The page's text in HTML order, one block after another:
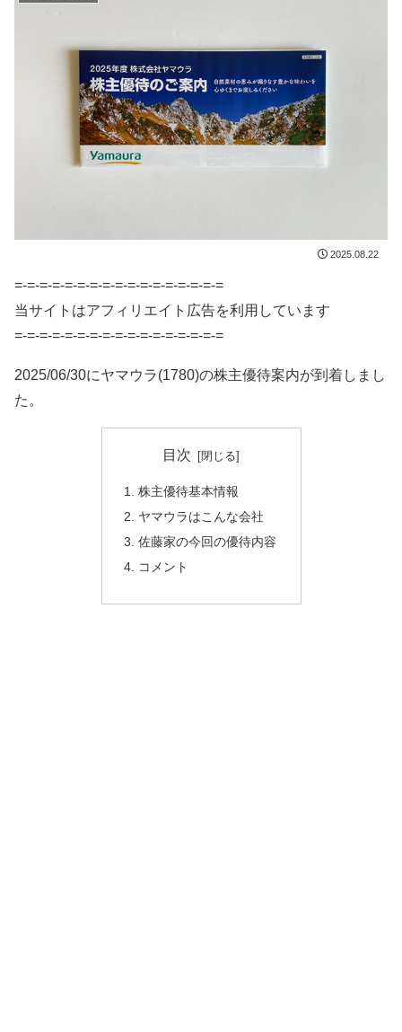
2025.08.22
=-=-=-=-=-=-=-=-=-=-=-=-=-=-=-=-=
当サイトはアフィリエイト広告を利用しています
=-=-=-=-=-=-=-=-=-=-=-=-=-=-=-=-=
2025/06/30にヤマウラ(1780)の株主優待案内が到着しまし
た。
目次
株主優待基本情報
ヤマウラはこんな会社
佐藤家の今回の優待内容
コメント